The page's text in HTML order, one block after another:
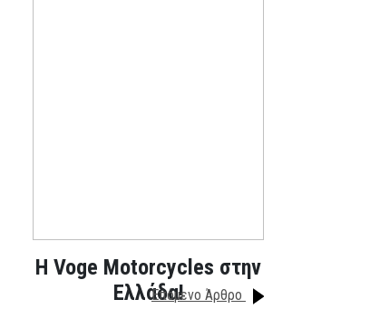
H Voge Motorcycles στην
Ελλάδα!Επόμενο Άρθρο